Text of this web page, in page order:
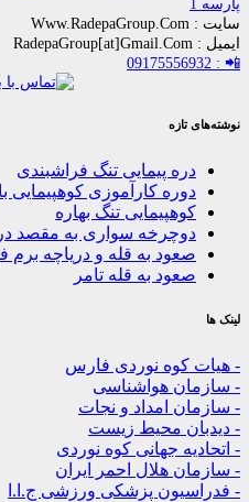
پیمایی تنگ فراشبندی
کارآموزی کوهپیمایی بانوان
تنگ بهاره
سواری به مقصد دریاچه نمک
به قله و دریاچه برم فیروز
به قله تامر
نوردی فارس
هواشناسی
امداد و نجات
محیط زیست
جهانی کوه نوردی
هلال احمر ایران
پزشکی ورزشی ج.ا.ا